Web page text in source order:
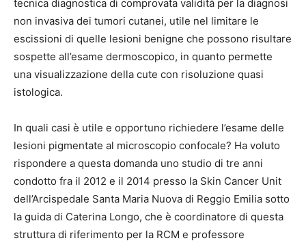
tecnica diagnostica di comprovata validità per la diagnosi
non invasiva dei tumori cutanei, utile nel limitare le
escissioni di quelle lesioni benigne che possono risultare
sospette all’esame dermoscopico, in quanto permette
una visualizzazione della cute con risoluzione quasi
istologica.
In quali casi è utile e opportuno richiedere l’esame delle
lesioni pigmentate al microscopio confocale? Ha voluto
rispondere a questa domanda uno studio di tre anni
condotto fra il 2012 e il 2014 presso la Skin Cancer Unit
dell’Arcispedale Santa Maria Nuova di Reggio Emilia sotto
la guida di Caterina Longo, che è coordinatore di questa
struttura di riferimento per la RCM e professore